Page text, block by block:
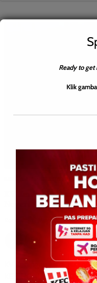
BERITA SARAWAK/
KV Keningau juara
Negeri Sembilan
May 18, 2026 0
KV Keningau juara
KENINGAU: 18 Mei 2026
Ready to get
Klik